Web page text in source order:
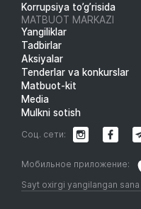
Korrupsiya to’g’risida
MATBUOT MARKAZI
Yangiliklar
Tadbirlar
Aksiyalar
Tenderlar va konkurslar
Matbuot-kit
Media
Mulkni sotish
Sayt oxirgi yangilangan sana
Мобильное приложение:
Соц. сети: